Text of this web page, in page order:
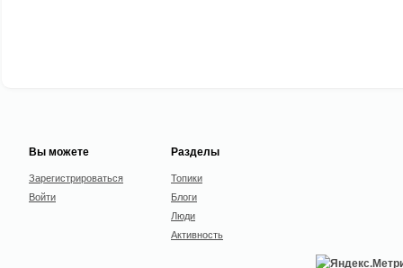
Вы можете
Зарегистрироваться
Войти
Разделы
Топики
Блоги
Люди
Активность